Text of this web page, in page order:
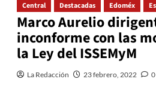
Central Destacadas Edoméx
Marco Aurelio
inconforme con las
la Ley del ISSEMyM
La Redacción 23 febrero, 2022 0